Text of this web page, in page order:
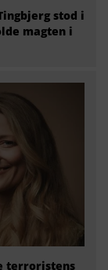
stod i
magten i
terroristens